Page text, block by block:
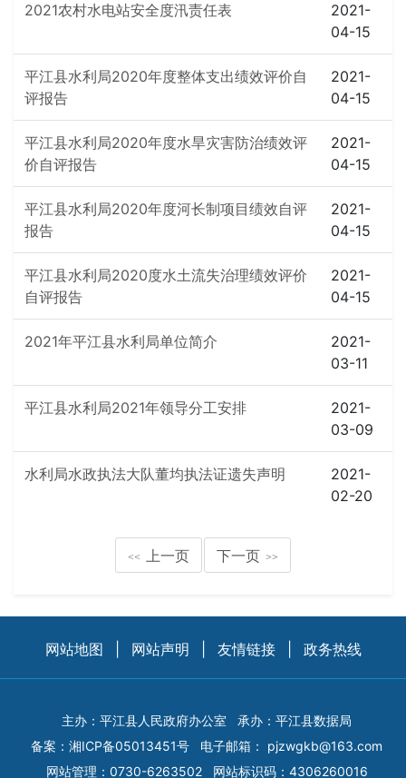
2021农村水电站安全度汛责任表
2021-
04-15
平江县水利局2020年度整体支出绩效评价自
评报告
2021-
04-15
平江县水利局2020年度水旱灾害防治绩效评
价自评报告
2021-
04-15
平江县水利局2020年度河长制项目绩效自评
报告
2021-
04-15
平江县水利局2020度水土流失治理绩效评价
自评报告
2021-
04-15
2021年平江县水利局单位简介
2021-
03-11
平江县水利局2021年领导分工安排
2021-
03-09
水利局水政执法大队董均执法证遗失声明
2021-
02-20
<< 上一页 下一页 >>
网站地图 网站声明 友情链接 政务热线
主办：平江县人民政府办公室
承办：平江县数据局
备案： 湘ICP备05013451号 电子邮箱： pjzwgkb@163.com
网站管理：0730-6263502
网站标识码：4306260016